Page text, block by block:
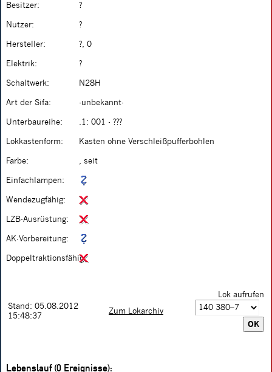
Besitzer: ?
Nutzer: ?
Hersteller: ?, 0
Elektrik: ?
Schaltwerk: N28H
Art der Sifa: -unbekannt-
Unterbaureihe: .1: 001 - ???
Lokkastenform: Kasten ohne Verschleißpufferbohlen
Farbe: , seit
Einfachlampen:
Wendezugfähig:
LZB-Ausrüstung:
AK-Vorbereitung:
Doppeltraktionsfähig:
Stand: 05.08.2012
15:48:37
Zum Lokarchiv
Lok aufrufen
Lebenslauf (0 Ereignisse):